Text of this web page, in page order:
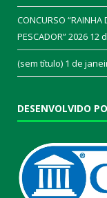
CONCURSO “RAINHA
PESCADOR” 2026 12
(sem título) 1 de
DESENVOLVIDO